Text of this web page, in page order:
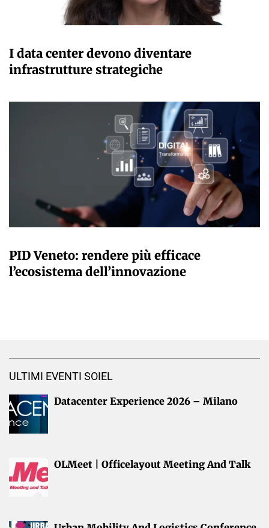
I data center devono diventare
infrastrutture strategiche
PID Veneto: rendere più efficace
l’ecosistema dell’innovazione
ULTIMI EVENTI SOIEL
Datacenter Experience 2026 – Milano
OLMeet | Officelayout Meeting And Talk